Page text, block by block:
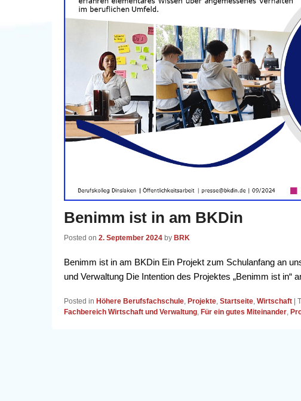
Benimm ist in am BKDin
Posted on 2. September 2024 by BRK
Benimm ist in am BKDin Ein Projekt zum Schulanfang an
und Verwaltung Die Intention des Projektes „Benimm ist in“
Posted in Höhere Berufsfachschule, Projekte, Startseite, Wirtschaft
Fachbereich Wirtschaft und Verwaltung, Für ein gutes Miteinander,